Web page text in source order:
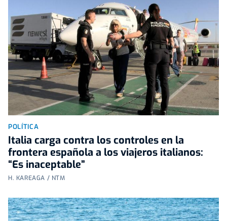
POLÍTICA
Italia carga contra los controles en la
frontera española a los viajeros italianos:
“Es inaceptable”
H. KAREAGA / NTM